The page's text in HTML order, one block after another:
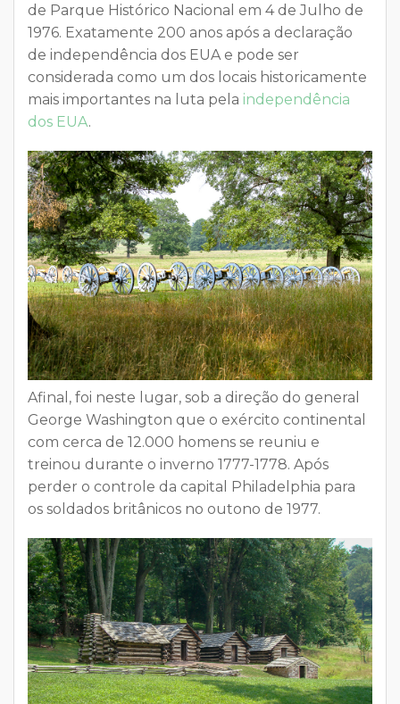
de Parque Histórico Nacional em 4 de Julho de
1976. Exatamente 200 anos após a declaração
de independência dos EUA e pode ser
considerada como um dos locais historicamente
mais importantes na luta pela independência
dos EUA.
Afinal, foi neste lugar, sob a direção do general
George Washington que o exército continental
com cerca de 12.000 homens se reuniu e
treinou durante o inverno 1777-1778. Após
perder o controle da capital Philadelphia para
os soldados britânicos no outono de 1977.